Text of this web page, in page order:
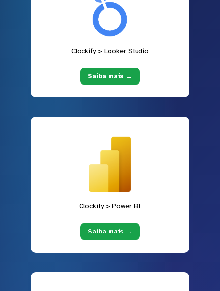
Clockify > Looker Studio
Saiba mais →
Clockify > Power BI
Saiba mais →